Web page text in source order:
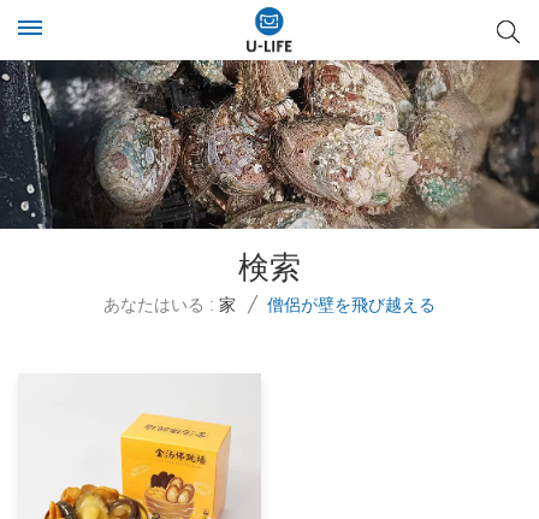
検索
あなたはいる : 家 / 僧侶が壁を飛び越える